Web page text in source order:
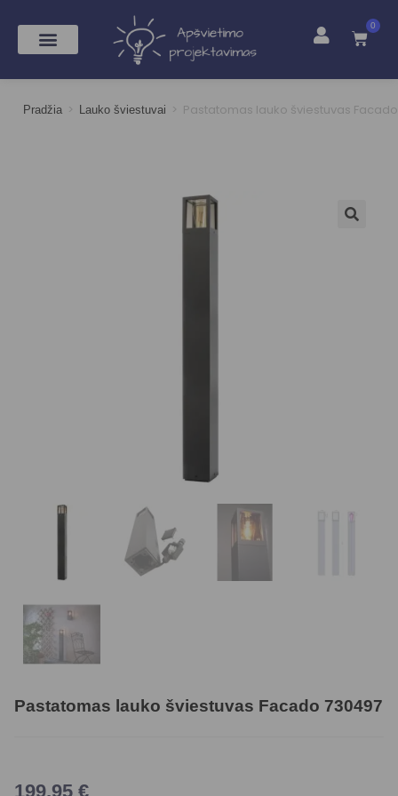
0
Pradžia > Lauko šviestuvai > Pastatomas lauko šviestuvas
Pastatomas lauko šviestuvas Facado 730497
199,95 €